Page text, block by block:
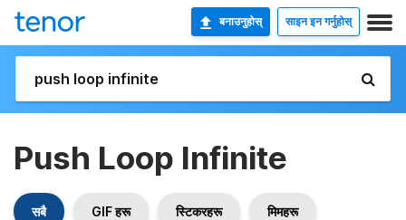
बनाउनुहोस् साइन इन गर्नुहोस्
Push Loop Infinite
सबै GIF हरू स्टिकरहरू मिमहरू